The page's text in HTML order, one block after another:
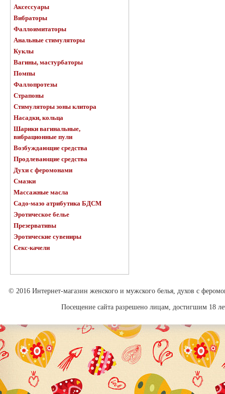
Аксессуары
Вибраторы
Фаллоимитаторы
Анальные стимуляторы
Куклы
Вагины, мастурбаторы
Помпы
Фаллопротезы
Страпоны
Стимуляторы зоны клитора
Насадки, кольца
Шарики вагинальные,
вибрационные пули
Возбуждающие средства
Продлевающие средства
Духи с феромонами
Смазки
Массажные масла
Садо-мазо атрибутика БДСМ
Эротическое белье
Презервативы
Эротические сувениры
Секс-качели
© 2016 Интернет-магазин женского и мужского белья, духов с
Посещение сайта разрешено лицам, достигшим 18